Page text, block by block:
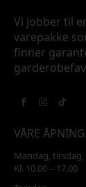
Vi jobber til
varepakke
finner
VÅRE
Mandag,
Kl. 10.00 – 17.00